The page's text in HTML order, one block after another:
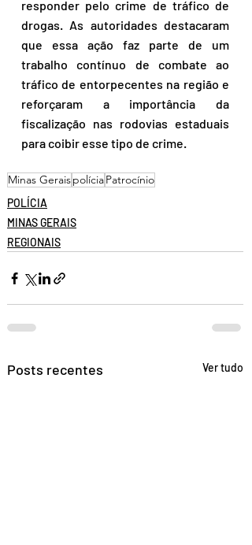
responder pelo crime de tráfico de
drogas. As autoridades destacaram
que essa ação faz parte de um
trabalho contínuo de combate ao
tráfico de entorpecentes na região e
reforçaram a importância da
fiscalização nas rodovias estaduais
para coibir esse tipo de crime.
Minas GeraispolíciaPatrocínio
POLÍCIA
MINAS GERAIS
REGIONAIS
Posts recentes Ver tudo